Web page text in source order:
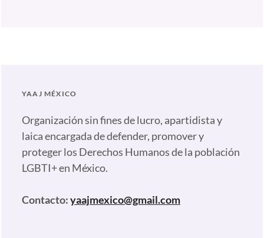
YAAJ MÉXICO
Organización sin fines de lucro, apartidista y
laica encargada de defender, promover y
proteger los Derechos Humanos de la población
LGBTI+ en México.
Contacto:yaajmexico@gmail.com